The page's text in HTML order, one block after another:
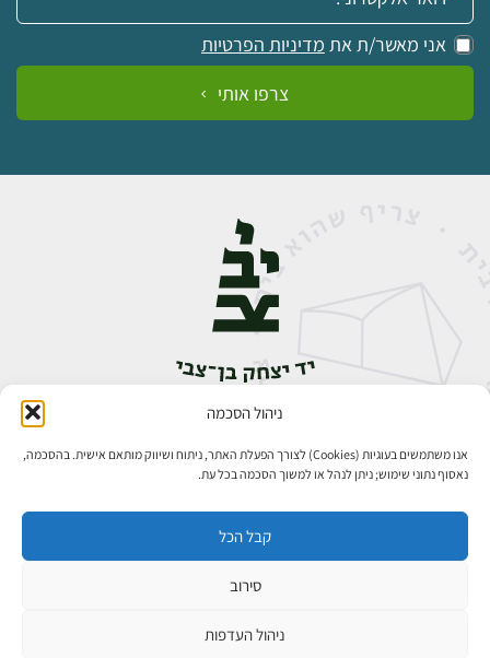
ניהול הסכמה
אנו משתמשים בעוגיות (Cookies) לצורך הפעלת האתר, ניתוח ושיווק מותאם אישית. בהסכמה,
נאסוף נתוני שימוש; ניתן לנהל או למשוך הסכמה בכל עת.
קבל הכל
סירוב
ניהול העדפות
אני מאשר/ת את מדיניות הפרטיות
צרפו אותי
אבן גבירול 14, רחביה, ירושלים
פיתוח אתרים